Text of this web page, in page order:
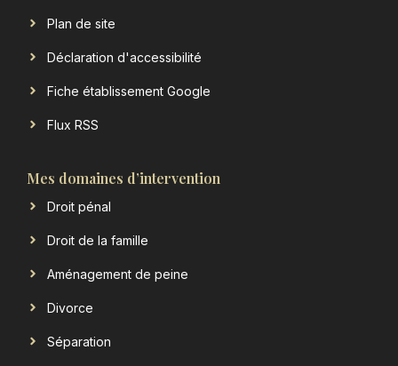
Plan de site
Déclaration d'accessibilité
Fiche établissement Google
Flux RSS
Mes domaines d’intervention
Droit pénal
Droit de la famille
Aménagement de peine
Divorce
Séparation